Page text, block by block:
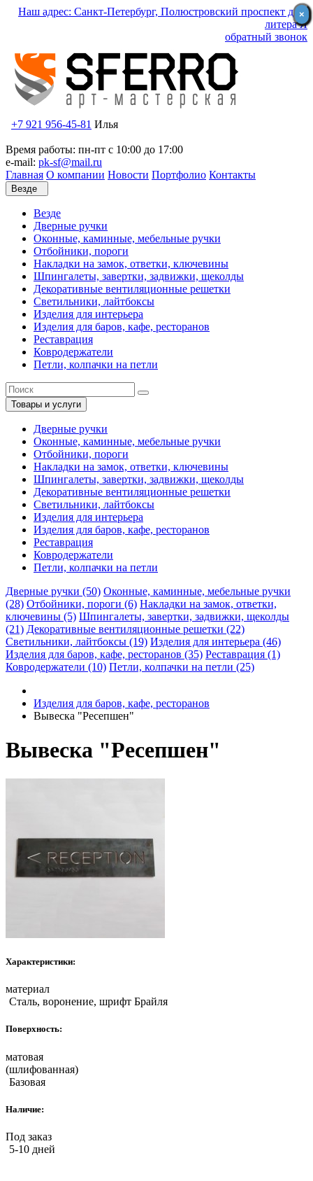
Наш адрес: Санкт-Петербург, Полюстровский проспект д.59
литера Я
обратный звонок
+7 921 956-45-81 Илья
Время работы: пн-пт с 10:00 до 17:00
e-mail: pk-sf@mail.ru
Главная О компании Новости Портфолио Контакты
Везде
Везде
Дверные ручки
Оконные, каминные, мебельные ручки
Отбойники, пороги
Накладки на замок, ответки, ключевины
Шпингалеты, завертки, задвижки, щеколды
Декоративные вентиляционные решетки
Светильники, лайтбоксы
Изделия для интерьера
Изделия для баров, кафе, ресторанов
Реставрация
Ковродержатели
Петли, колпачки на петли
Товары и услуги
Дверные ручки
Оконные, каминные, мебельные ручки
Отбойники, пороги
Накладки на замок, ответки, ключевины
Шпингалеты, завертки, задвижки, щеколды
Декоративные вентиляционные решетки
Светильники, лайтбоксы
Изделия для интерьера
Изделия для баров, кафе, ресторанов
Реставрация
Ковродержатели
Петли, колпачки на петли
Дверные ручки (50) Оконные, каминные, мебельные ручки
(28) Отбойники, пороги (6) Накладки на замок, ответки,
ключевины (5) Шпингалеты, завертки, задвижки, щеколды
(21) Декоративные вентиляционные решетки (22)
Светильники, лайтбоксы (19) Изделия для интерьера (46)
Изделия для баров, кафе, ресторанов (35) Реставрация (1)
Ковродержатели (10) Петли, колпачки на петли (25)
Изделия для баров, кафе, ресторанов
Вывеска "Ресепшен"
Вывеска "Ресепшен"
Характеристики:
материал
Сталь, воронение, шрифт Брайля
Поверхность:
матовая
(шлифованная)
Базовая
Наличие:
Под заказ
5-10 дней
×
×